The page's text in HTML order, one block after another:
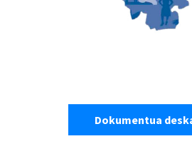
Dokumentua